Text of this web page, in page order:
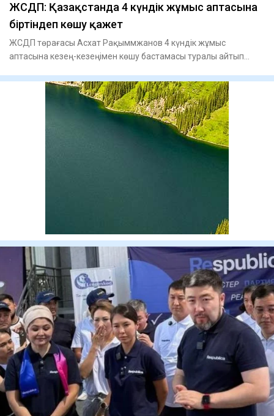
ЖСДП: Қазақстанда 4 күндік жұмыс аптасына
біртіндеп көшу қажет
ЖСДП төрағасы Асхат Рақыммжанов 4 күндік жұмыс
аптасына кезең-кезеңімен көшу бастамасы туралы айтып